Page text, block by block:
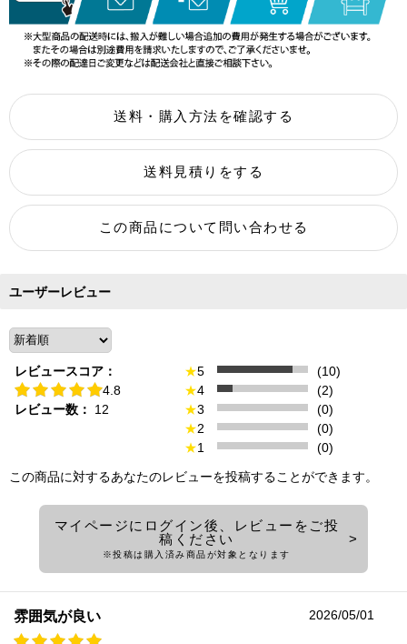
ユーザーレビュー
レビュースコア：
4.8
レビュー数：
12
★5
(10)
★4
(2)
★3
(0)
★2
(0)
★1
(0)
この商品に対するあなたのレビューを投稿することができます。
マイページにログイン後、レビューをご投
稿ください
※投稿は購入済み商品が対象となります
雰囲気が良い 2026/05/01